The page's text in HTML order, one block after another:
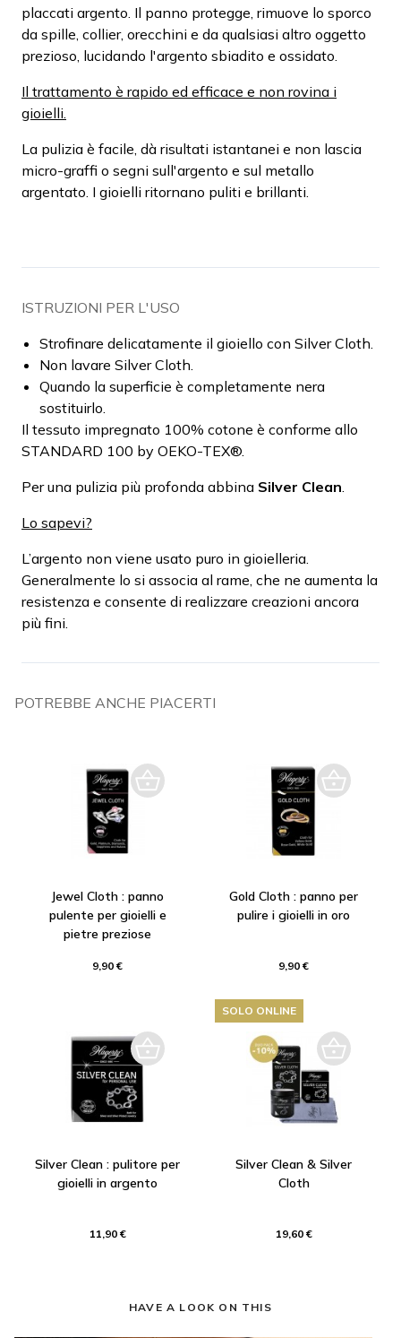
placcati argento. Il panno protegge, rimuove lo sporco
da spille, collier, orecchini e da qualsiasi altro oggetto
prezioso, lucidando l'argento sbiadito e ossidato.
Il trattamento è rapido ed efficace e non rovina i
gioielli.
La pulizia è facile, dà risultati istantanei e non lascia
micro-graffi o segni sull'argento e sul metallo
argentato. I gioielli ritornano puliti e brillanti.
ISTRUZIONI PER L'USO
Strofinare delicatamente il gioiello con Silver Cloth.
Non lavare Silver Cloth.
Quando la superficie è completamente nera
sostituirlo.
Il tessuto impregnato 100% cotone è conforme allo
STANDARD 100 by OEKO-TEX®.
Per una pulizia più profonda abbina Silver Clean
Lo sapevi?
L’argento non viene usato puro in gioielleria.
Generalmente lo si associa al rame, che ne aumenta la
resistenza e consente di realizzare creazioni ancora
più fini.
POTREBBE ANCHE PIACERTI
Jewel Cloth : panno
pulente per gioielli e
pietre preziose
9,90 €
Gold Cloth : panno per
pulire i gioielli in oro
9,90 €
Silver Clean : pulitore per
gioielli in argento
11,90 €
Silver Clean & Silver
Cloth
19,60 €
SOLO ONLINE
HAVE A LOOK ON THIS